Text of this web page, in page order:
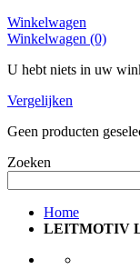
Winkelwagen
Winkelwagen (0)
U hebt niets in uw
Vergelijken
Geen producten
Zoeken
Home
LEITMOTIV